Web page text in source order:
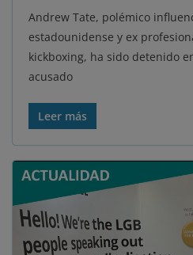
Andrew Tate, polémico
estadounidense y ex
kickboxing, ha sido detenido
acusado
Leer más